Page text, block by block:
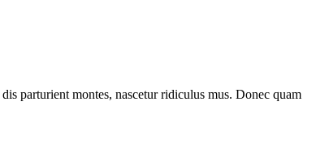
parturient montes, nascetur ridiculus mus. Donec quam